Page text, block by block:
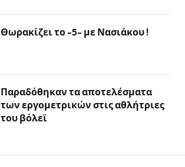
Θωρακίζει το -5- με Νασιάκου !
Παραδόθηκαν τα αποτελέσματα
των εργομετρικών στις αθλήτριες
του βόλεϊ